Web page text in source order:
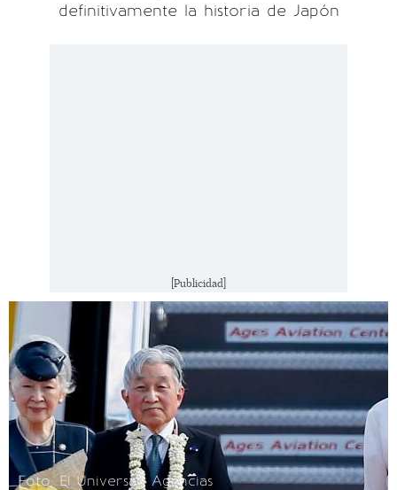
definitivamente la historia de Japón
[Publicidad]
Foto: El Universal/ Agencias